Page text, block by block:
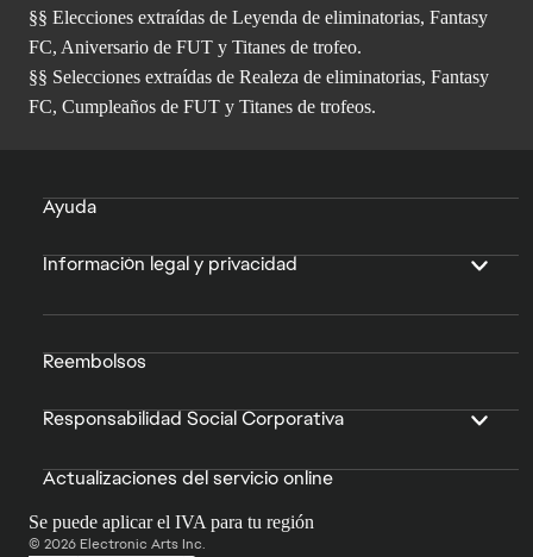
§§ Elecciones extraídas de Leyenda de eliminatorias, Fantasy
FC, Aniversario de FUT y Titanes de trofeo.
§§ Selecciones extraídas de Realeza de eliminatorias, Fantasy
FC, Cumpleaños de FUT y Titanes de trofeos.
Ayuda
Información legal y privacidad
Reembolsos
Responsabilidad Social Corporativa
Actualizaciones del servicio online
Se puede aplicar el IVA para tu región
© 2026 Electronic Arts Inc.